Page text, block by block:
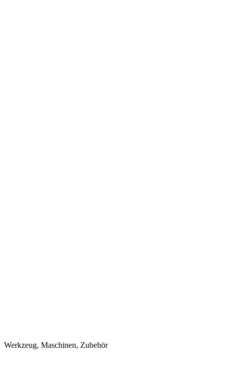
Werkzeug, Maschinen, Zubehör